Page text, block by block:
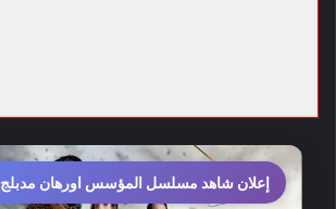
إعلان شاهد مسلسل المؤسس اورهان مدبلج